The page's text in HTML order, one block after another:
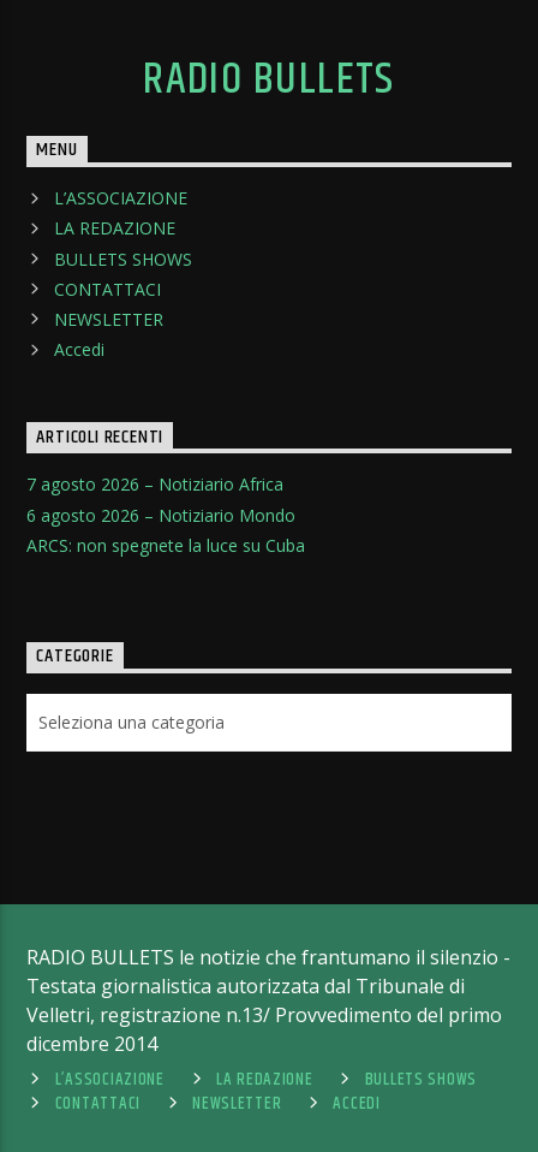
RADIO BULLETS
MENU
L’ASSOCIAZIONE
LA REDAZIONE
BULLETS SHOWS
CONTATTACI
NEWSLETTER
Accedi
ARTICOLI RECENTI
7 agosto 2026 – Notiziario Africa
6 agosto 2026 – Notiziario Mondo
ARCS: non spegnete la luce su Cuba
CATEGORIE
RADIO BULLETS le notizie che frantumano il silenzio -
Testata giornalistica autorizzata dal Tribunale di
Velletri, registrazione n.13/ Provvedimento del primo
dicembre 2014
L’ASSOCIAZIONE
LA REDAZIONE
BULLETS SHOWS
CONTATTACI
NEWSLETTER ACCEDI